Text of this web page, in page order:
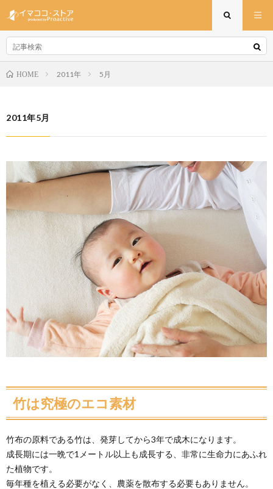
HOME 2011年 5月
2011年5月
竹は究極のエコ素材
竹布の原料である竹は、発芽してから3年で成木になります。
成長期には一晩で1メートル以上も成長する、非常に生命力にあふれ
た植物です。
毎年種を植える必要がなく、農薬を散布する必要もありません。